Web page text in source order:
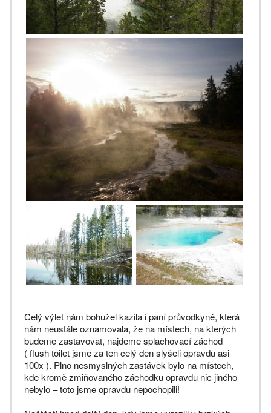
Celý výlet nám bohužel kazila i paní průvodkyně, která
nám neustále oznamovala, že na místech, na kterých
budeme zastavovat, najdeme splachovací záchod
( flush toilet jsme za ten celý den slyšeli opravdu asi
100x ). Plno nesmyslných zastávek bylo na místech,
kde kromě zmiňovaného záchodku opravdu nic jiného
nebylo – toto jsme opravdu nepochopili!